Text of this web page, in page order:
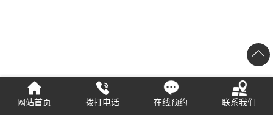
网站首页 拨打电话 在线预约 联系我们